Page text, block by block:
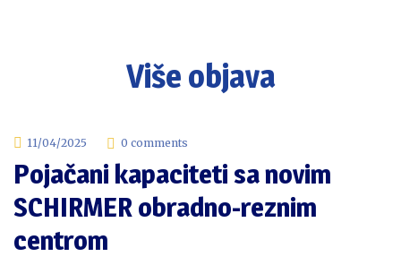
Više objava
11/04/2025 0 comments
Pojačani kapaciteti sa novim
SCHIRMER obradno-reznim
centrom